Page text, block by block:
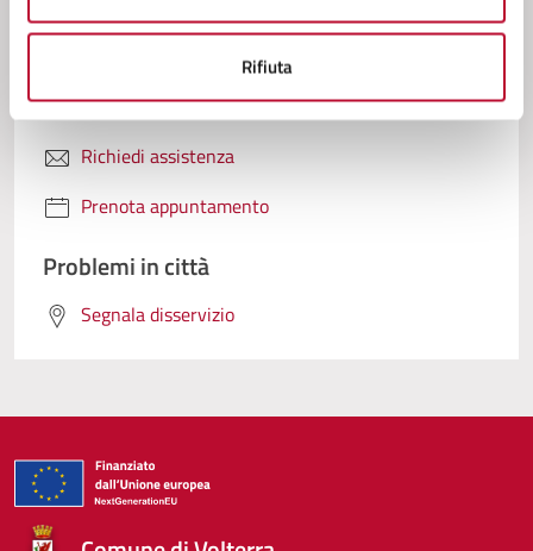
Rifiuta
Leggi le domande frequenti
Richiedi assistenza
Prenota appuntamento
Problemi in città
Segnala disservizio